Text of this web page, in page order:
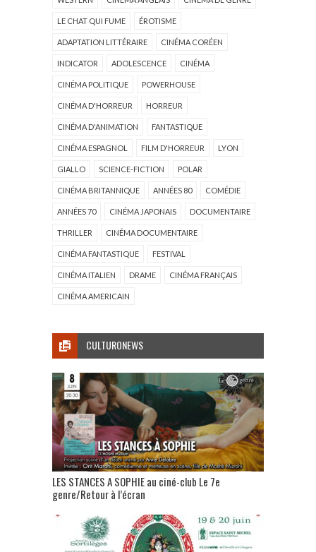
LE CHAT QUI FUME ÉROTISME
ADAPTATION LITTÉRAIRE CINÉMA CORÉEN
INDICATOR ADOLESCENCE CINÉMA
CINÉMA POLITIQUE POWERHOUSE
CINÉMA D'HORREUR HORREUR
CINÉMA D'ANIMATION FANTASTIQUE
CINÉMA ESPAGNOL FILM D'HORREUR LYON
GIALLO SCIENCE-FICTION POLAR
CINÉMA BRITANNIQUE ANNÉES 80 COMÉDIE
ANNÉES 70 CINÉMA JAPONAIS DOCUMENTAIRE
THRILLER CINÉMA DOCUMENTAIRE
CINÉMA FANTASTIQUE FESTIVAL
CINÉMA ITALIEN DRAME CINÉMA FRANÇAIS
CINÉMA AMERICAIN
CULTURONEWS
LES STANCES A SOPHIE au ciné-club Le 7e
genre/Retour à l’écran